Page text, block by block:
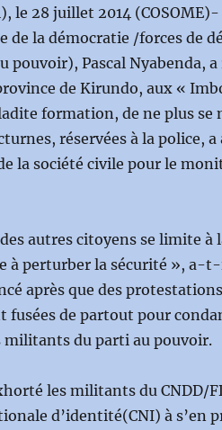
le 28 juillet 2014
de la démocratie /forces de
pouvoir), Pascal Nyabenda,
de Kirundo, aux «
formation, de ne plus se
réservées à la police, a
la société civile pour le
autres citoyens se limite à
à perturber la sécurité », a-
après que des
fusées de partout pour
militants du parti au pouvoir.
les militants du CNDD/
d’identité(CNI) à s’en